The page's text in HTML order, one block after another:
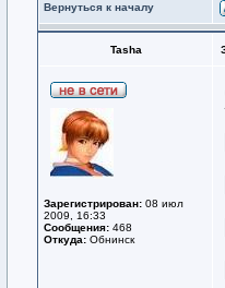
Вернуться к началу
Tasha
Зарегистрирован: 08 июл
2009, 16:33
Сообщения: 468
Откуда: Обнинск